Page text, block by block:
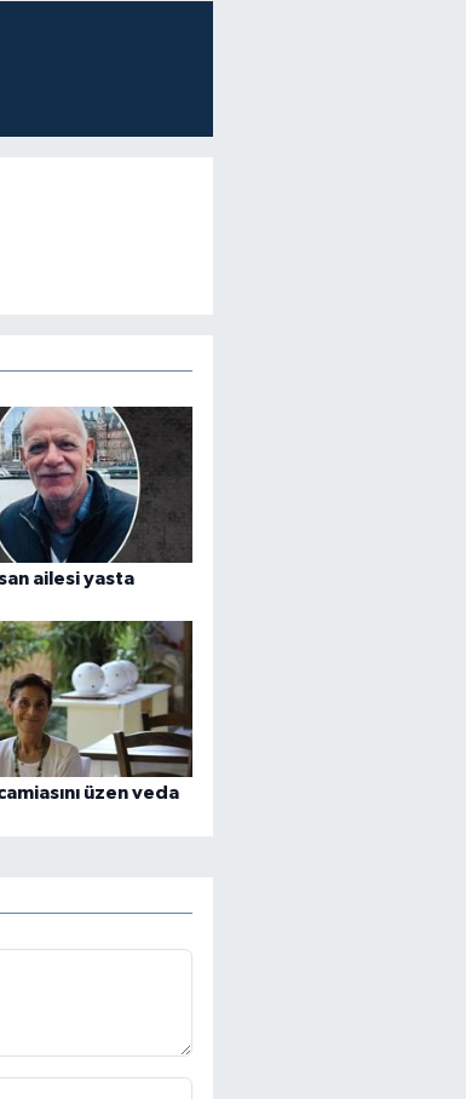
ailesi yasta
üzen veda